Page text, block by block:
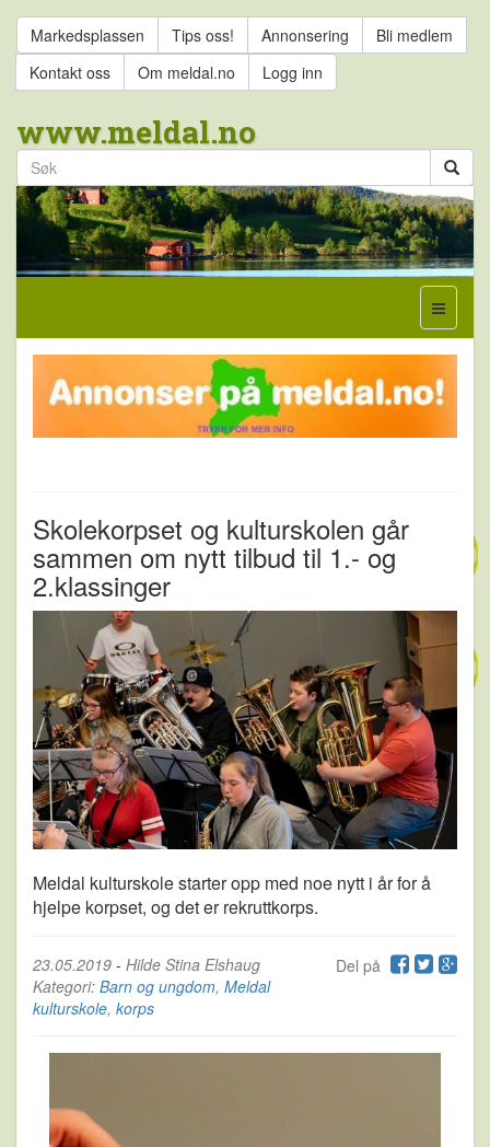
Markedsplassen Tips oss! Annonsering
Bli medlem
Kontakt oss
Om meldal.no Logg inn
www.meldal.no
Skolekorpset og kulturskolen går
sammen om nytt tilbud til 1.- og
2.klassinger
Meldal kulturskole starter opp med noe nytt i år for å
hjelpe korpset, og det er rekruttkorps.
Del på
23.05.2019 - Hilde Stina Elshaug
Kategori: Barn og ungdom, Meldal
kulturskole, korps